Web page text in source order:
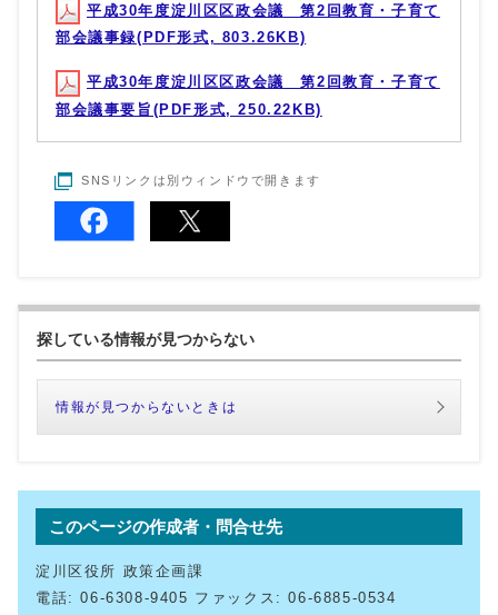
平成30年度淀川区区政会議 第2回教育・子育て
部会議事録(PDF形式, 803.26KB)
平成30年度淀川区区政会議 第2回教育・子育て
部会議事要旨(PDF形式, 250.22KB)
SNSリンクは別ウィンドウで開きます
探している情報が見つからない
情報が見つからないときは
このページの作成者・問合せ先
淀川区役所 政策企画課
電話: 06-6308-9405 ファックス: 06-6885-0534